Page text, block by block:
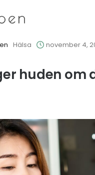
Hälsa november 4,
huden om